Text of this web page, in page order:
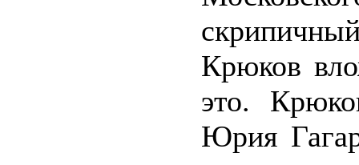
Крюков
это.
Юрия